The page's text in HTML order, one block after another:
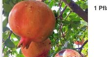
1